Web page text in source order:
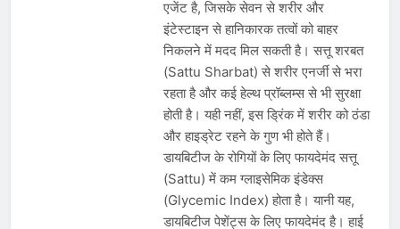
एजेंट है, जिसके सेवन से शरीर और
इंटेस्टाइन से हानिकारक तत्वों को बाहर
निकलने में मदद मिल सकती है। सत्तू शरबत
(Sattu Sharbat) से शरीर एनर्जी से भरा
रहता है और कई हेल्थ प्रॉब्लम्स से भी सुरक्षा
होती है। यही नहीं, इस ड्रिंक में शरीर को ठंडा
और हाइड्रेट रहने के गुण भी होते हैं।
डायबिटीज के रोगियों के लिए फायदेमंद सत्तू
(Sattu) में कम ग्लाइसेमिक इंडेक्स
(Glycemic Index) होता है। यानी यह,
डायबिटीज पेशेंट्स के लिए फायदेमंद है। हाई